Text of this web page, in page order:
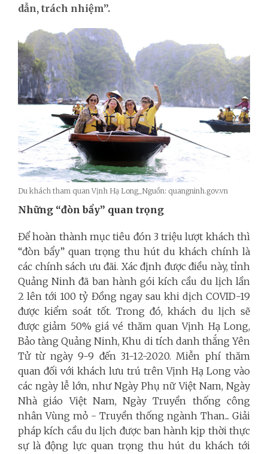
dẫn, trách nhiệm”.
Du khách tham quan Vịnh Hạ Long_Nguồn: quangninh.gov.vn
Những “đòn bẩy” quan trọng
Để hoàn thành mục tiêu đón 3 triệu lượt khách thì
“đòn bẩy” quan trọng thu hút du khách chính là
các chính sách ưu đãi. Xác định được điều này, tỉnh
Quảng Ninh đã ban hành gói kích cầu du lịch lần
2 lên tới 100 tỷ Đồng ngay sau khi dịch COVID-19
được kiểm soát tốt. Trong đó, khách du lịch sẽ
được giảm 50% giá vé thăm quan Vịnh Hạ Long,
Bảo tàng Quảng Ninh, Khu di tích danh thắng Yên
Tử từ ngày 9-9 đến 31-12-2020. Miễn phí thăm
quan đối với khách lưu trú trên Vịnh Hạ Long vào
các ngày lễ lớn, như Ngày Phụ nữ Việt Nam, Ngày
Nhà giáo Việt Nam, Ngày Truyền thống công
nhân Vùng mỏ - Truyền thống ngành Than... Giải
pháp kích cầu du lịch được ban hành kịp thời thực
sự là động lực quan trọng thu hút du khách tới